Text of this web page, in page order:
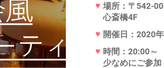
場所：〒542-
心斎橋4F
開催日：2020
時間：20:00
少なめにご参